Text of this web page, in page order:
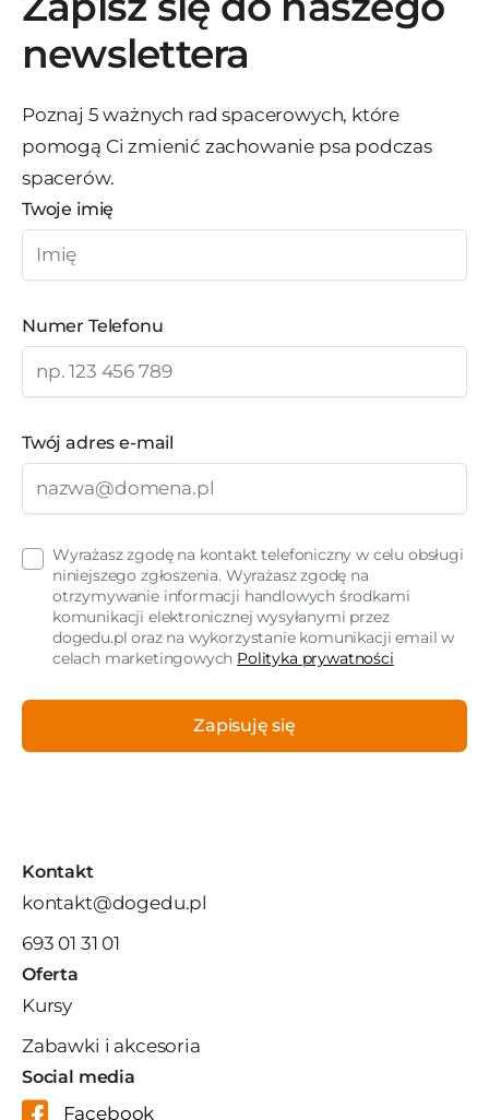
newslettera
Poznaj 5 ważnych rad spacerowych, które
pomogą Ci zmienić zachowanie psa podczas
spacerów.
Twoje imię
Numer Telefonu
Twój adres e-mail
Wyrażasz zgodę na kontakt telefoniczny w celu obsługi
niniejszego zgłoszenia. Wyrażasz zgodę na
otrzymywanie informacji handlowych środkami
komunikacji elektronicznej wysyłanymi przez
dogedu.pl oraz na wykorzystanie komunikacji email w
celach marketingowych Polityka prywatności
Zapisuję się
Kontakt
kontakt@dogedu.pl
693 01 31 01
Oferta
Kursy
Zabawki i akcesoria
Social media
Facebook